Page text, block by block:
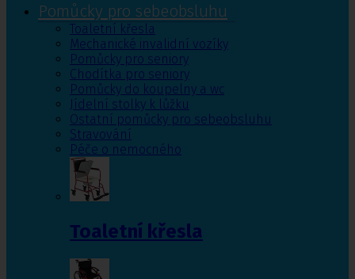
Pomůcky pro sebeobsluhu
Toaletní křesla
Mechanické invalidní vozíky
Pomůcky pro seniory
Chodítka pro seniory
Pomůcky do koupelny a wc
Jídelní stolky k lůžku
Ostatní pomůcky pro sebeobsluhu
Stravování
Péče o nemocného
Toaletní křesla